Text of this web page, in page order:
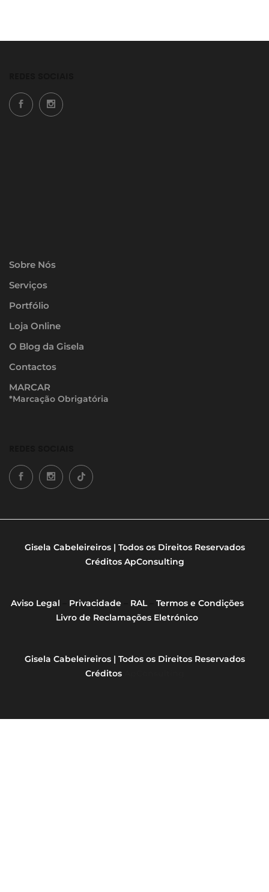
Sobre Nós
Serviços
Portfólio
Loja Online
O Blog da Gisela
Contactos
MARCAR
*Marcação Obrigatória
Gisela Cabeleireiros | Todos os Direitos Reservados
Créditos ApConsulting
Aviso Legal Privacidade– RAL– Termos e Condições
Livro de Reclamações Eletrónico
Gisela Cabeleireiros | Todos os Direitos Reservados
Créditos